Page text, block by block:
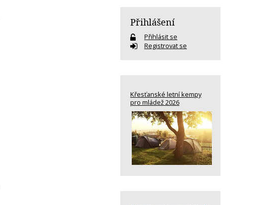
Přihlášení
Přihlásit se
Registrovat se
Křesťanské letní kempy
pro mládež 2026